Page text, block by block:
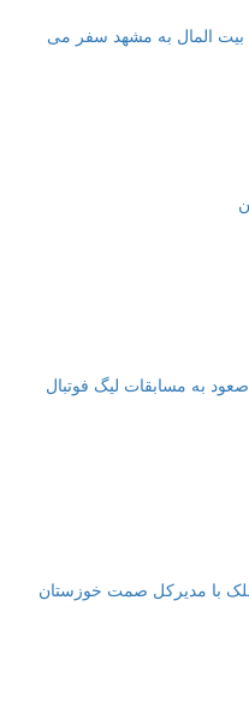
بیت المال به مشهد سفر می
شوشتر و صعود به مسابقات لیگ فوتبال
با مدیرکل صمت خوزستان